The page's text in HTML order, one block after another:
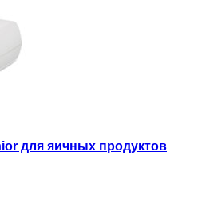
для яичных продуктов